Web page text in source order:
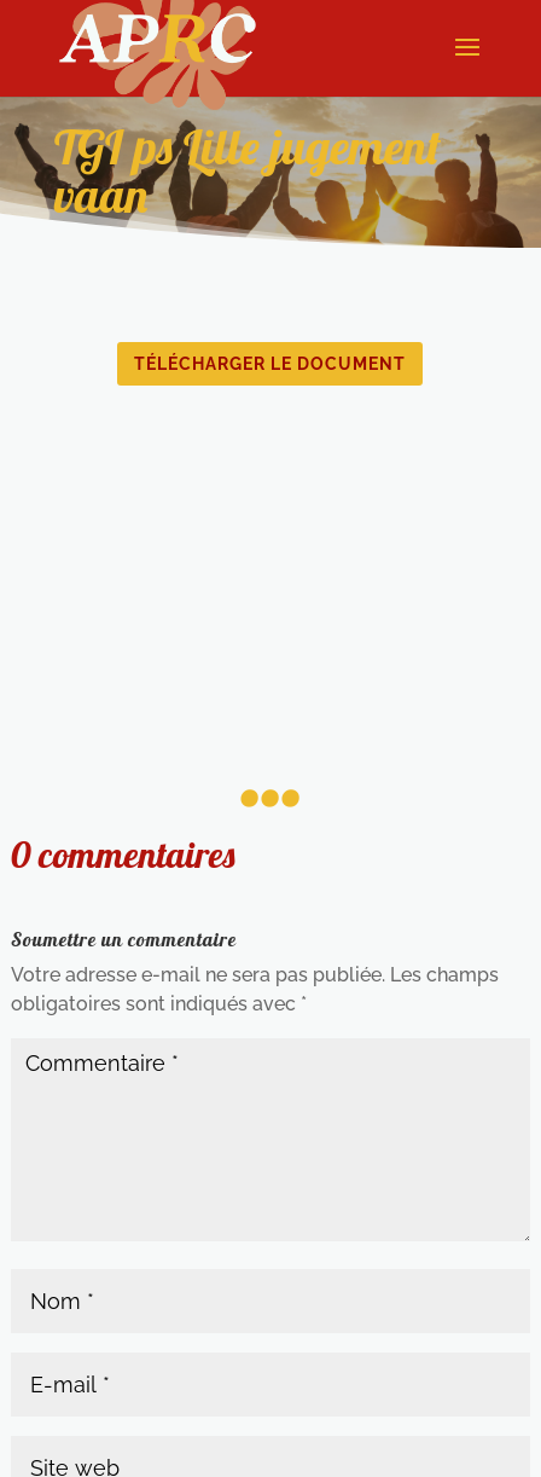
TGI ps Lille jugement
vaan
TÉLÉCHARGER LE DOCUMENT
...
0 commentaires
Soumettre un commentaire
Votre adresse e-mail ne sera pas publiée. Les champs
obligatoires sont indiqués avec *